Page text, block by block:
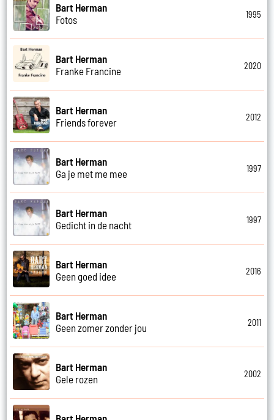
Bart Herman
Fotos
1995
Bart Herman
Franke Francine
2020
Bart Herman
Friends forever
2012
Bart Herman
Ga je met me mee
1997
Bart Herman
Gedicht in de nacht
1997
Bart Herman
Geen goed idee
2016
Bart Herman
Geen zomer zonder jou
2011
Bart Herman
Gele rozen
2002